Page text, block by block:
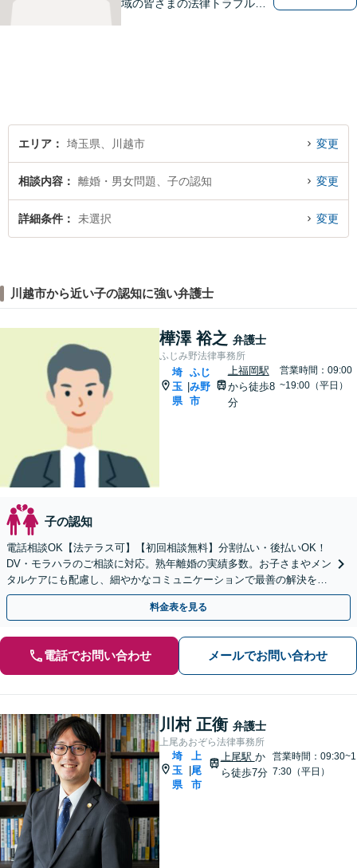
域の皆さまの法律トラブル解
エリア 埼玉県、川越市 変更
相談内容 離婚・男女問題、子の認知 変更
詳細条件 未選択 変更
川越市から近い子の認知に強い弁護士
樺澤 裕之 弁護士
ふじみ野法律事務所
埼
玉
県
ふじ
み野
市
上福岡駅
から徒歩8
分
営業時間：09:00
~19:00（平日）
子の認知
電話相談OK【法テラス可】【初回相談無料】分割払い・後払いOK！
DV・モラハラのご相談に対応。熟年離婚の実績多数。お子さまやメン
タルケアにも配慮し、細やかなコミュニケーションで最善の解決を目
指します【休日夜間対応】【上福岡駅8分】
料金表を見る
電話でお問い合わせ メールでお問い合わせ
川村 正衡 弁護士
上尾あおぞら法律事務所
埼
玉
県
上
尾
市
上尾駅 か
ら徒歩7分
営業時間：09:30~1
7:30（平日）